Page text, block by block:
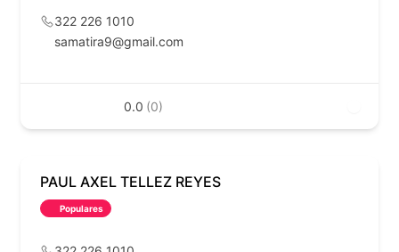
322 226 1010
samatira9@gmail.com
0.0 (0)
PAUL AXEL TELLEZ REYES
Populares